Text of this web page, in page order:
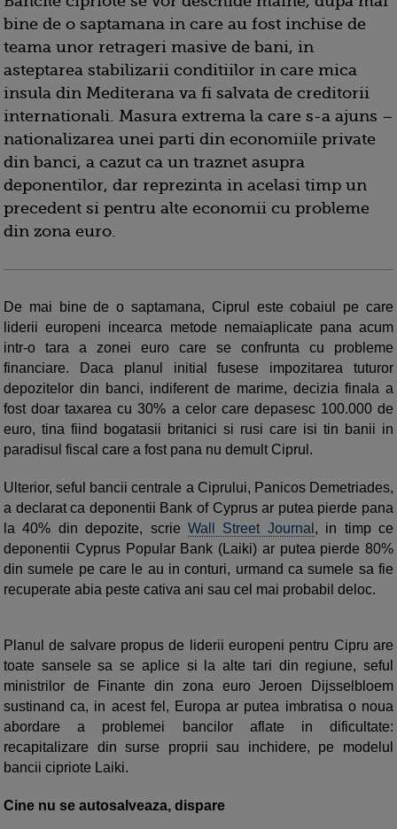
bine de o saptamana in care au fost inchise de
teama unor retrageri masive de bani, in
asteptarea stabilizarii conditiilor in care mica
insula din Mediterana va fi salvata de creditorii
internationali. Masura extrema la care s-a ajuns –
nationalizarea unei parti din economiile private
din banci, a cazut ca un traznet asupra
deponentilor, dar reprezinta in acelasi timp un
precedent si pentru alte economii cu probleme
din zona euro.
De mai bine de o saptamana, Ciprul este cobaiul pe care
liderii europeni incearca metode nemaiaplicate pana acum
intr-o tara a zonei euro care se confrunta cu probleme
financiare. Daca planul initial fusese impozitarea tuturor
depozitelor din banci, indiferent de marime, decizia finala a
fost doar taxarea cu 30% a celor care depasesc 100.000 de
euro, tina fiind bogatasii britanici si rusi care isi tin banii in
paradisul fiscal care a fost pana nu demult Ciprul.
Ulterior, seful bancii centrale a Ciprului, Panicos Demetriades,
a declarat ca deponentii Bank of Cyprus ar putea pierde pana
la 40% din depozite, scrie Wall Street Journal , in timp ce
deponentii Cyprus Popular Bank (Laiki) ar putea pierde 80%
din sumele pe care le au in conturi, urmand ca sumele sa fie
recuperate abia peste cativa ani sau cel mai probabil deloc.
Planul de salvare propus de liderii europeni pentru Cipru are
toate sansele sa se aplice si la alte tari din regiune, seful
ministrilor de Finante din zona euro Jeroen Dijsselbloem
sustinand ca, in acest fel, Europa ar putea imbratisa o noua
abordare a problemei bancilor aflate in dificultate:
recapitalizare din surse proprii sau inchidere, pe modelul
bancii cipriote Laiki.
Cine nu se autosalveaza, dispare